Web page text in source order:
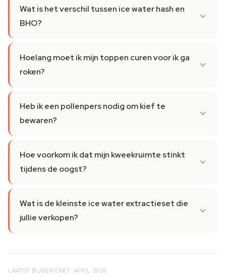
Wat is het verschil tussen ice water hash en
BHO?
Hoelang moet ik mijn toppen curen voor ik ga
roken?
Heb ik een pollenpers nodig om kief te
bewaren?
Hoe voorkom ik dat mijn kweekruimte stinkt
tijdens de oogst?
Wat is de kleinste ice water extractieset die
jullie verkopen?
LAATST BIJGEWERKT: APRIL 2026